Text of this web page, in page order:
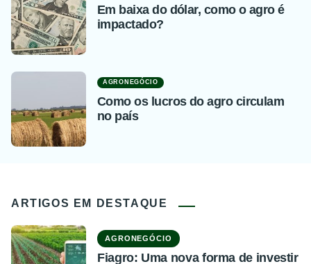
Em baixa do dólar, como o agro é
impactado?
AGRONEGÓCIO
Como os lucros do agro circulam
no país
ARTIGOS EM DESTAQUE
AGRONEGÓCIO
Fiagro: Uma nova forma de investir